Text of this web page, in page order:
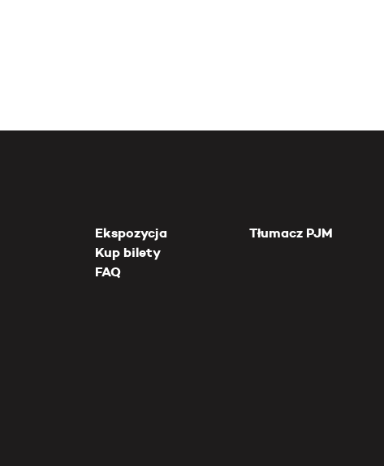
Ekspozycja
Kup bilety
FAQ
Tłumacz PJM